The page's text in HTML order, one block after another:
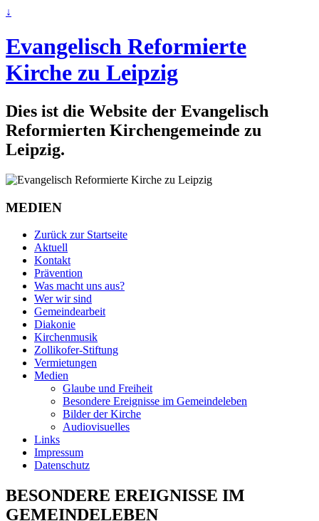
↓
Evangelisch Reformierte
Kirche zu Leipzig
Dies ist die Website der Evangelisch
Reformierten Kirchengemeinde zu
Leipzig.
MEDIEN
Zurück zur Startseite
Aktuell
Kontakt
Prävention
Was macht uns aus?
Wer wir sind
Gemeindearbeit
Diakonie
Kirchenmusik
Zollikofer-Stiftung
Vermietungen
Medien
Glaube und Freiheit
Besondere Ereignisse im Gemeindeleben
Bilder der Kirche
Audiovisuelles
Links
Impressum
Datenschutz
BESONDERE EREIGNISSE IM
GEMEINDELEBEN